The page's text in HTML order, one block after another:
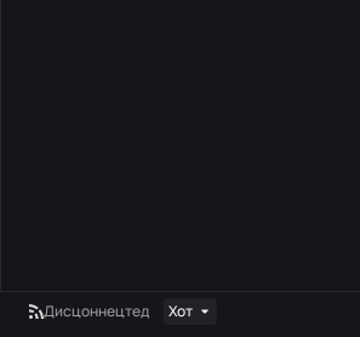
Дисцоннецтед Хот